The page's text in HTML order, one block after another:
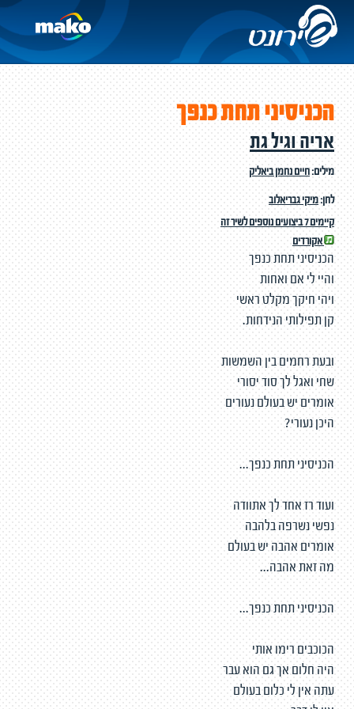
הכניסיני תחת כנפך
אריה וגיל גת
מילים:חיים נחמן ביאליק
לחן:מיקי גבריאלוב
קיימים 7 ביצועים נוספים לשיר זה
אקורדים
הכניסיני תחת כנפך
והיי לי אם ואחות
ויהי חיקך מקלט ראשי
קן תפילותי הנידחות.
ובעת רחמים בין השמשות
שחי ואגל לך סוד יסורי
אומרים יש בעולם נעורים
היכן נעורי?
הכניסיני תחת כנפך...
ועוד רז אחד לך אתוודה
נפשי נשרפה בלהבה
אומרים אהבה יש בעולם
מה זאת אהבה...
הכניסיני תחת כנפך...
הכוכבים רימו אותי
היה חלום אך גם הוא עבר
עתה אין לי כלום בעולם